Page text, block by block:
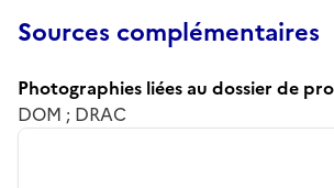
Sources complémentaires
Photographies liées au dossier de
DOM ; DRAC